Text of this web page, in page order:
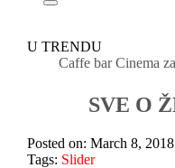
U TRENDU
Caffe bar Cinema
SVE O
Posted on: March 8, 2018
Tags: Slider